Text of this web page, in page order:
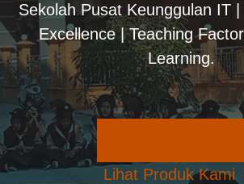
Sekolah Pusat Keunggulan IT
Excellence | Teaching
Learning.
Lihat Produk Kami